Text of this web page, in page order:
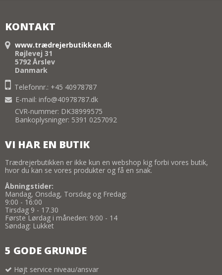
KONTAKT
www.trædrejerbutikken.dk
Røjlevej 31
5792 Årslev
Danmark
Telefonnr.: +45 40978787
E-mail: info@40978787.dk
CVR-nummer: DK38999575
Bankoplysninger: 5391 0257092
VI HAR EN BUTIK
Trædrejerbutikken er ikke kun en webshop kig forbi vores butik,
hvor du kan se vores produkter og få en snak.
Åbningstider:
Mandag, Onsdag, Torsdag og Fredag:
9:00 - 16:00
Tirsdag 9 - 17.30
Første Lørdag i måneden: 9:00 - 14
Søndag: Lukket
5 GODE GRUNDE
Højt service niveau/ansvar